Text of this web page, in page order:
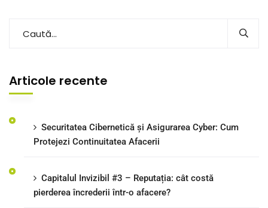
Articole recente
Securitatea Cibernetică și Asigurarea Cyber: Cum
Protejezi Continuitatea Afacerii
Capitalul Invizibil #3 – Reputația: cât costă
pierderea încrederii într-o afacere?